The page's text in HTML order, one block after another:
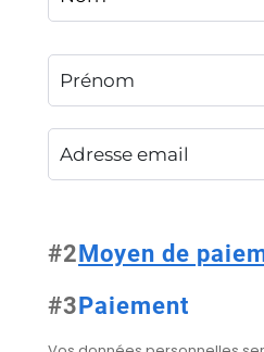
#2Moyen de
#3Paiement